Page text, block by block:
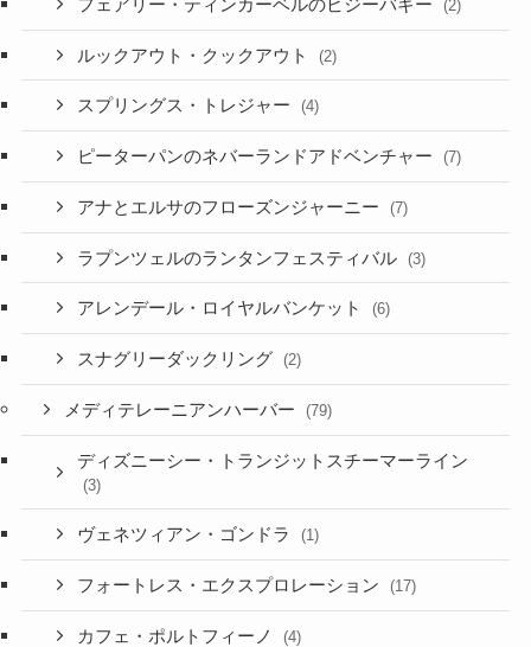
フェアリー・ティンカーベルのビジーバギー (2)
ルックアウト・クックアウト (2)
スプリングス・トレジャー (4)
ピーターパンのネバーランドアドベンチャー (7)
アナとエルサのフローズンジャーニー (7)
ラプンツェルのランタンフェスティバル (3)
アレンデール・ロイヤルバンケット (6)
スナグリーダックリング (2)
メディテレーニアンハーバー (79)
ディズニーシー・トランジットスチーマーライン
(3)
ヴェネツィアン・ゴンドラ (1)
フォートレス・エクスプロレーション (17)
カフェ・ポルトフィーノ (4)